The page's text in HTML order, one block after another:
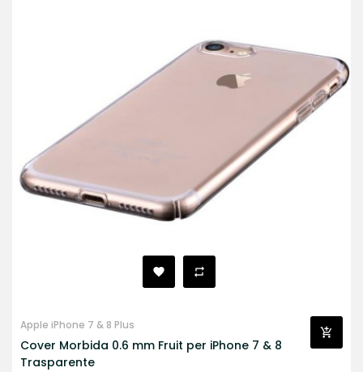
Apple iPhone 7 & 8 Plus
Cover Morbida 0.6 mm Fruit per iPhone 7 & 8
Trasparente